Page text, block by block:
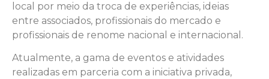
local por meio da troca de experiências, ideias
entre associados, profissionais do mercado e
profissionais de renome nacional e internacional.
Atualmente, a gama de eventos e atividades
realizadas em parceria com a iniciativa privada,